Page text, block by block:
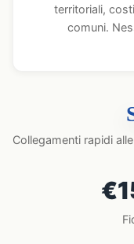
territoriali,
comuni.
Collegamenti rapidi